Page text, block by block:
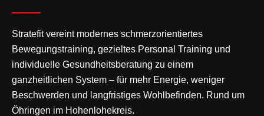
Stratefit vereint modernes schmerzorientiertes
Bewegungstraining, gezieltes Personal Training und
individuelle Gesundheitsberatung zu einem
ganzheitlichen System – für mehr Energie, weniger
Beschwerden und langfristiges Wohlbefinden. Rund um
Öhringen im Hohenlohekreis.